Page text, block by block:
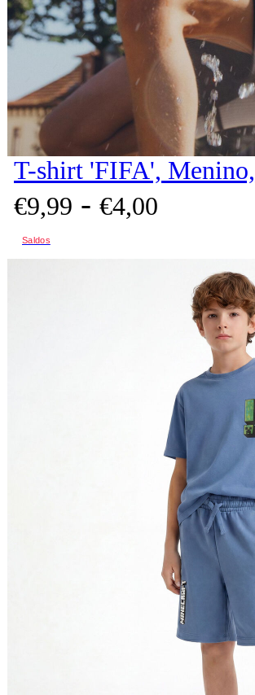
T-shirt 'FIFA',
€9,99 - €4,00
Saldos